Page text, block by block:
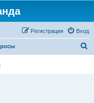
Вход
Регистрация